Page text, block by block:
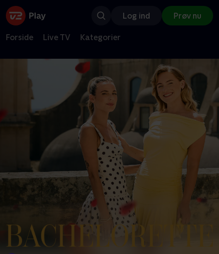
Log ind Prøv nu
Forside Live TV Kategorier